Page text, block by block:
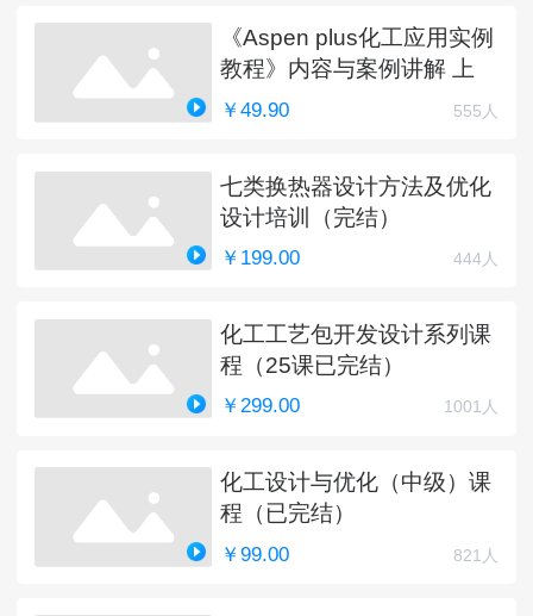
《Aspen plus化工应用实例
教程》内容与案例讲解 上
￥49.90 555人
七类换热器设计方法及优化
设计培训（完结）
￥199.00 444人
化工工艺包开发设计系列课
程（25课已完结）
￥299.00 1001人
化工设计与优化（中级）课
程（已完结）
￥99.00 821人